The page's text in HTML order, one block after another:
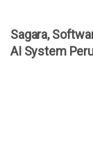
Sagara,
AI System